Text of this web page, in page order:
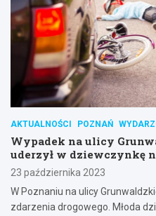
AKTUALNOŚCI POZNAŃ
Wypadek na ulicy
uderzył w dziewczynkę
23 października 2023
W Poznaniu na ulicy
zdarzenia drogowego. Młoda